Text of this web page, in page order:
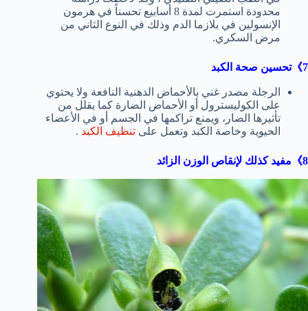
محدودة استمرت لمدة 8 أسابيع تحسناً في هرمون
الإنسولين في بلازما الدم وذلك في النوع الثاني من
مرض السكري.
7》تحسين صحة الكبد
الرجلة مصدر غني بالأحماض الدهنية النافعة ولا يحتوي
على الكوليسترول أو الأحماض الضارة كما يقلل من
تأثيرها الضار، ويمنع تراكمها في الجسم أو في الأعضاء
الحيوية وخاصة الكبد وتعمل على تنظيف الكبد .
8》مفيد كذلك لإنقاص الوزن الزائد